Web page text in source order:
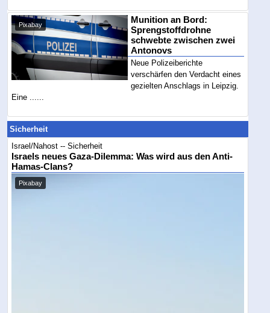
Pixabay
Munition an Bord:
Sprengstoffdrohne
schwebte zwischen zwei
Antonovs
Neue Polizeiberichte
verschärfen den Verdacht eines
gezielten Anschlags in Leipzig.
Eine ......
Sicherheit
Israel/Nahost -- Sicherheit
Israels neues Gaza-Dilemma: Was wird aus den Anti-
Hamas-Clans?
Pixabay